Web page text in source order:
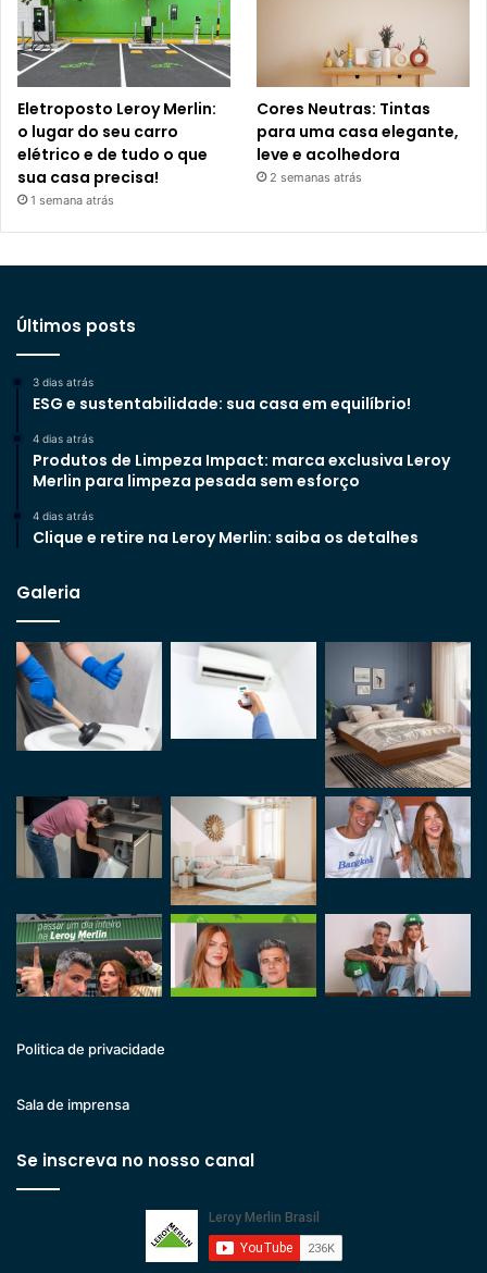
Eletroposto Leroy Merlin:
o lugar do seu carro
elétrico e de tudo o que
sua casa precisa!
1 semana atrás
Cores Neutras: Tintas
para uma casa elegante,
leve e acolhedora
2 semanas atrás
Últimos posts
3 dias atrás
ESG e sustentabilidade: sua casa em equilíbrio!
4 dias atrás
Produtos de Limpeza Impact: marca exclusiva Leroy
Merlin para limpeza pesada sem esforço
4 dias atrás
Clique e retire na Leroy Merlin: saiba os detalhes
Galeria
Politica de privacidade
Sala de imprensa
Se inscreva no nosso canal